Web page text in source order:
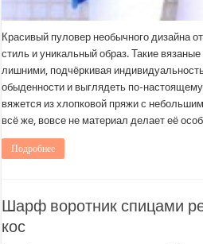
Красивый пуловер необычного дизайна
стиль и уникальный образ. Такие
лишними, подчёркивая
обыденности и выглядеть по-
вяжется из хлопковой пряжи с
всё же, вовсе не материал делает её
Подробнее
Шарф воротник спицами
кос